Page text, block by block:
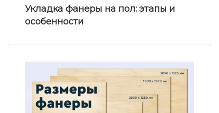
Укладка фанеры на пол: этапы и
особенности